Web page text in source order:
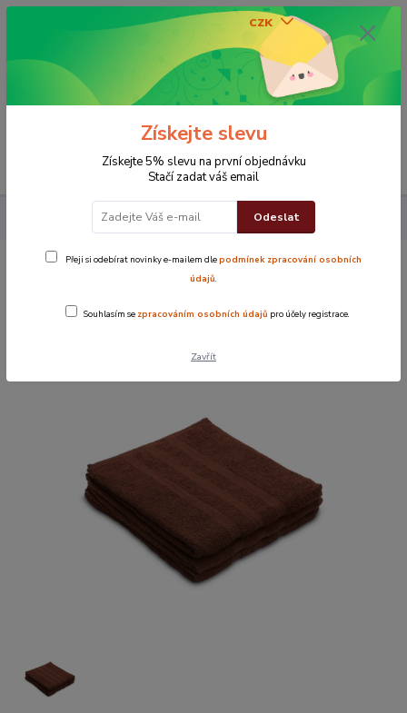
CZK
0 Kč
Ručníky Ručník Ekonom Ručník ekonom Hnědý
Ručník ekonom Hnědý
Získejte slevu
Získejte 5% slevu na první objednávku
Stačí zadat váš email
Odeslat
Přeji si odebírat novinky e-mailem dlepodmínek zpracování osobních
údajů.
Souhlasím se zpracováním osobních údajů pro účely registrace.
Zavřít